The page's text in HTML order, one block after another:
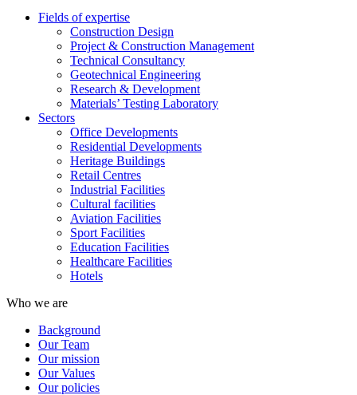
Fields of expertise
Construction Design
Project & Construction Management
Technical Consultancy
Geotechnical Engineering
Research & Development
Materials’ Testing Laboratory
Sectors
Office Developments
Residential Developments
Heritage Buildings
Retail Centres
Industrial Facilities
Cultural facilities
Aviation Facilities
Sport Facilities
Education Facilities
Healthcare Facilities
Hotels
Who we are
Background
Our Team
Our mission
Our Values
Our policies